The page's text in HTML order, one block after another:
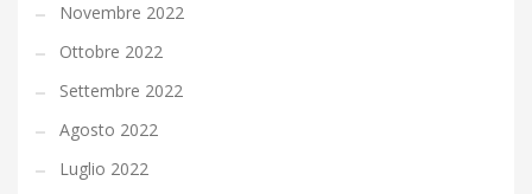
Novembre 2022
Ottobre 2022
Settembre 2022
Agosto 2022
Luglio 2022